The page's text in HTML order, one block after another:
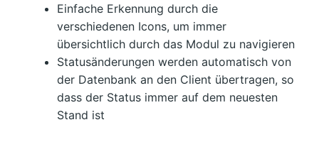
Einfache Erkennung durch die
verschiedenen Icons, um immer
übersichtlich durch das Modul zu navigieren
Statusänderungen werden automatisch von
der Datenbank an den Client übertragen, so
dass der Status immer auf dem neuesten
Stand ist